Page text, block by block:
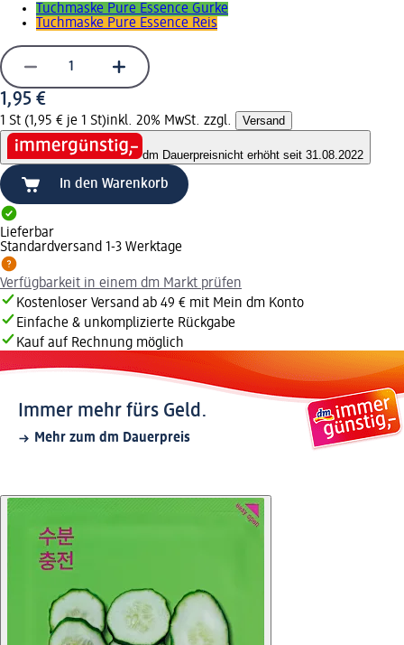
Tuchmaske Pure Essence Gurke
Tuchmaske Pure Essence Reis
1,95 €
1 St (1,95 € je 1 St)inkl. 20% MwSt. zzgl. Versand
dm Dauerpreisnicht erhöht seit 31.08.2022
In den Warenkorb
Lieferbar
Standardversand 1-3 Werktage
Verfügbarkeit in einem dm Markt prüfen
Kostenloser Versand ab 49 € mit Mein dm Konto
Einfache & unkomplizierte Rückgabe
Kauf auf Rechnung möglich
Immer mehr fürs Geld.
Mehr zum dm Dauerpreis